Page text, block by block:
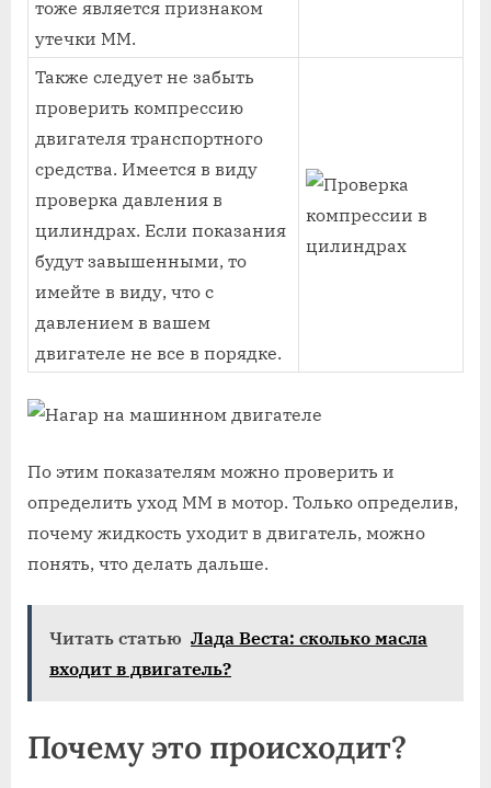
тоже является признаком
утечки ММ.
Также следует не забыть
проверить компрессию
двигателя транспортного
средства. Имеется в виду
проверка давления в
цилиндрах. Если показания
будут завышенными, то
имейте в виду, что с
давлением в вашем
двигателе не все в порядке.
По этим показателям можно проверить и
определить уход ММ в мотор. Только определив,
почему жидкость уходит в двигатель, можно
понять, что делать дальше.
Читать статью Лада Веста: сколько масла
входит в двигатель?
Почему это происходит?